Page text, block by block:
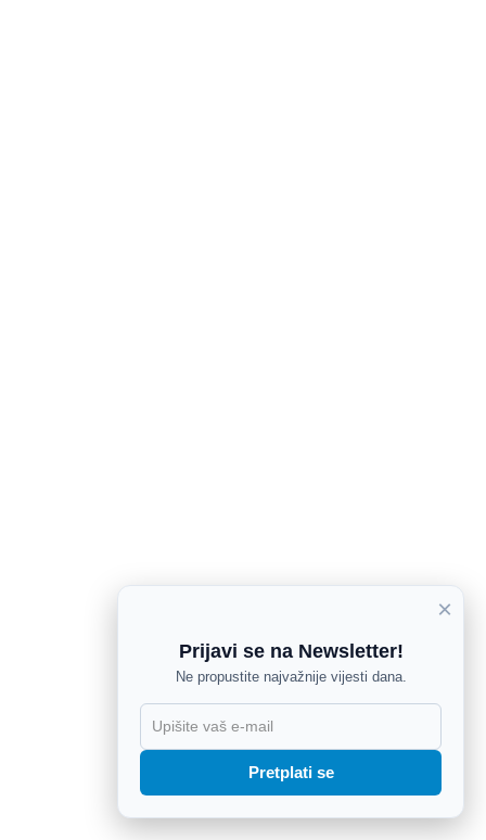
×
Prijavi se na Newsletter!
Ne propustite najvažnije vijesti dana.
Pretplati se